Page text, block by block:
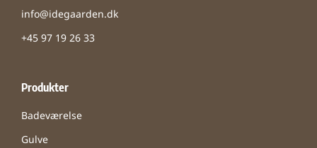
info@idegaarden.dk
+45 97 19 26 33
Produkter
Badeværelse
Gulve